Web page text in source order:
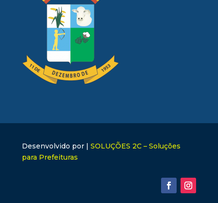
Desenvolvido por | SOLUÇÕES 2C – Soluções
para Prefeituras